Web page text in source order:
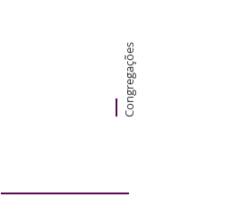
Congregações